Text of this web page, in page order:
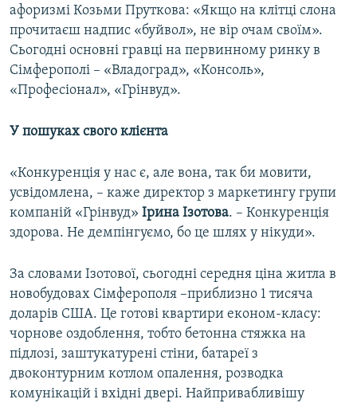
афоризмі Козьми Пруткова: «Якщо на клітці слона
прочитаєш надпис «буйвол», не вір очам своїм».
Сьогодні основні гравці на первинному ринку в
Сімферополі – «Владоград», «Консоль»,
«Професіонал», «Грінвуд».
У пошуках свого клієнта
«Конкуренція у нас є, але вона, так би мовити,
усвідомлена, – каже директор з маркетингу групи
компаній «Грінвуд»​ Ірина Ізотова. – Конкуренція
здорова. Не демпінгуємо, бо це шлях у нікуди».
За словами Ізотової, сьогодні середня ціна житла в
новобудовах Сімферополя –приблизно 1 тисяча
доларів США. Це готові квартири економ-класу:
чорнове оздоблення, тобто бетонна стяжка на
підлозі, заштукатурені стіни, батареї з
двоконтурним котлом опалення, розводка
комунікацій і вхідні двері. Найпривабливішу